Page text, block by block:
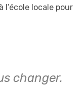
l’école locale pour
changer.